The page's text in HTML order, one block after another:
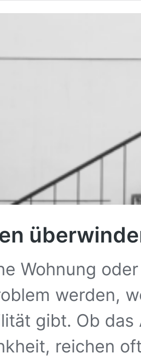
Wohnung
werden,
gibt. Ob
reichen